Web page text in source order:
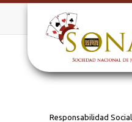
Responsabilidad Social